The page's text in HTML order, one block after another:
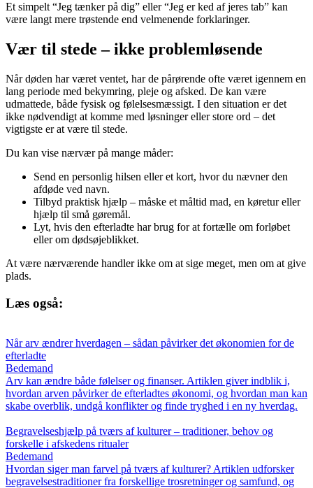
Et simpelt “Jeg tænker på dig” eller “Jeg er ked af jeres tab” kan
være langt mere trøstende end velmenende forklaringer.
Vær til stede – ikke problemløsende
Når døden har været ventet, har de pårørende ofte været igennem en
lang periode med bekymring, pleje og afsked. De kan være
udmattede, både fysisk og følelsesmæssigt. I den situation er det
ikke nødvendigt at komme med løsninger eller store ord – det
vigtigste er at være til stede.
Du kan vise nærvær på mange måder:
Send en personlig hilsen eller et kort, hvor du nævner den
afdøde ved navn.
Tilbyd praktisk hjælp – måske et måltid mad, en køretur eller
hjælp til små gøremål.
Lyt, hvis den efterladte har brug for at fortælle om forløbet
eller om dødsøjeblikket.
At være nærværende handler ikke om at sige meget, men om at give
plads.
Læs også:
Når arv ændrer hverdagen – sådan påvirker det økonomien for de
efterladte
Bedemand
Arv kan ændre både følelser og finanser. Artiklen giver indblik i,
hvordan arven påvirker de efterladtes økonomi, og hvordan man kan
skabe overblik, undgå konflikter og finde tryghed i en ny hverdag.
Begravelseshjælp på tværs af kulturer – traditioner, behov og
forskelle i afskedens ritualer
Bedemand
Hvordan siger man farvel på tværs af kulturer? Artiklen udforsker
begravelsestraditioner fra forskellige trosretninger og samfund, og